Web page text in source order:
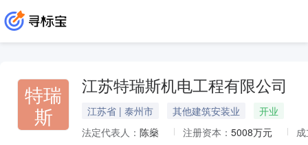
特瑞
斯
江苏特瑞斯机电工程有限公司
江苏省 | 泰州市 其他建筑安装业
开业
法定代表人： 陈燊 注册资本： 5008万元